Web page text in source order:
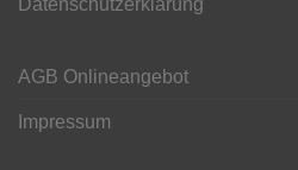
AGB Onlineangebot
Impressum